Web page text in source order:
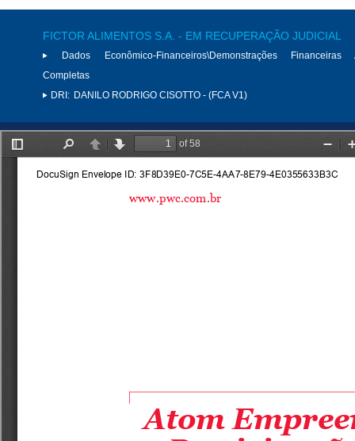
FICTOR ALIMENTOS S.A. - EM RECUPERAÇÃO JUDICIAL
Dados Econômico-Financeiros\Demonstrações Financeiras
Completas
DRI: DANILO RODRIGO CISOTTO - (FCA V1)